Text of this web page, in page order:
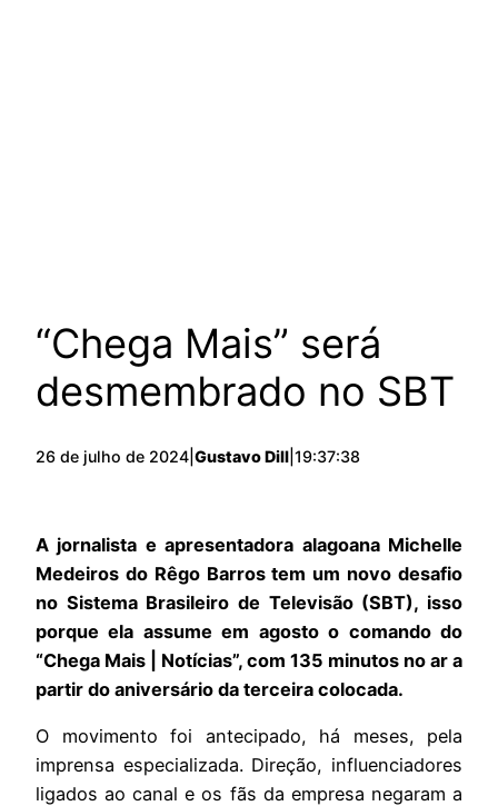
“Chega Mais” será
desmembrado no SBT
26 de julho de 2024 Gustavo Dill 19:37:38
A jornalista e apresentadora alagoana Michelle
Medeiros do Rêgo Barros tem um novo desafio
no Sistema Brasileiro de Televisão (SBT), isso
porque ela assume em agosto o comando do
“Chega Mais | Notícias”, com 135 minutos no ar a
partir do aniversário da terceira colocada.
O movimento foi antecipado, há meses, pela
imprensa especializada. Direção, influenciadores
ligados ao canal e os fãs da empresa negaram a